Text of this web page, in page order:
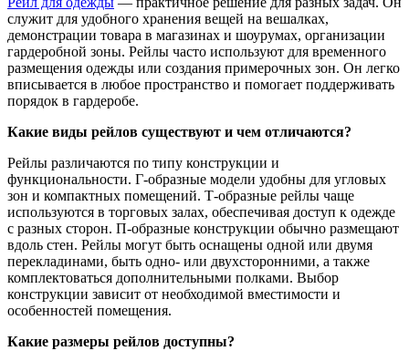
служит для удобного хранения вещей на вешалках,
демонстрации товара в магазинах и шоурумах, организации
гардеробной зоны. Рейлы часто используют для временного
размещения одежды или создания примерочных зон. Он легко
вписывается в любое пространство и помогает поддерживать
порядок в гардеробе.
Какие виды рейлов существуют и чем отличаются?
Рейлы различаются по типу конструкции и
функциональности. Г-образные модели удобны для угловых
зон и компактных помещений. Т-образные рейлы чаще
используются в торговых залах, обеспечивая доступ к одежде
с разных сторон. П-образные конструкции обычно размещают
вдоль стен. Рейлы могут быть оснащены одной или двумя
перекладинами, быть одно- или двухсторонними, а также
комплектоваться дополнительными полками. Выбор
конструкции зависит от необходимой вместимости и
особенностей помещения.
Какие размеры рейлов доступны?